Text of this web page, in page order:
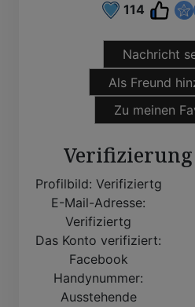
114
Nachricht
Als Freund
Zu meinen
Profilbild: Verifiziertg
E-Mail-Adresse:
Verifiziertg
Das Konto verifiziert:
Facebook
Handynummer:
Ausstehende